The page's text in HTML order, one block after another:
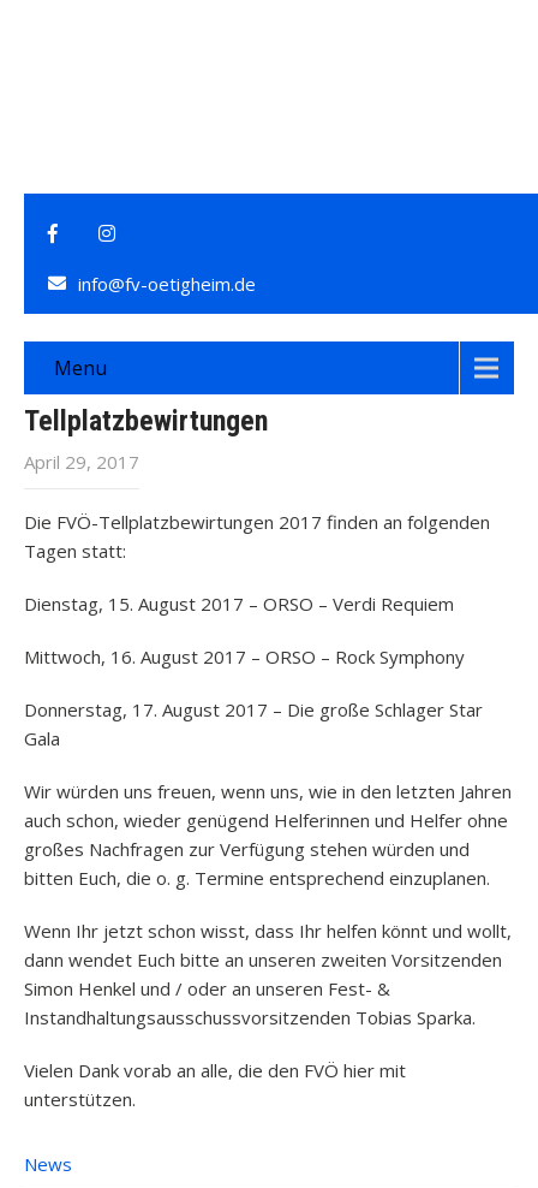
info@fv-oetigheim.de
Menu
Tellplatzbewirtungen
April 29, 2017
Die FVÖ-Tellplatzbewirtungen 2017 finden an folgenden
Tagen statt:
Dienstag, 15. August 2017 – ORSO – Verdi Requiem
Mittwoch, 16. August 2017 – ORSO – Rock Symphony
Donnerstag, 17. August 2017 – Die große Schlager Star
Gala
Wir würden uns freuen, wenn uns, wie in den letzten Jahren
auch schon, wieder genügend Helferinnen und Helfer ohne
großes Nachfragen zur Verfügung stehen würden und
bitten Euch, die o. g. Termine entsprechend einzuplanen.
Wenn Ihr jetzt schon wisst, dass Ihr helfen könnt und wollt,
dann wendet Euch bitte an unseren zweiten Vorsitzenden
Simon Henkel und / oder an unseren Fest- &
Instandhaltungsausschussvorsitzenden Tobias Sparka.
Vielen Dank vorab an alle, die den FVÖ hier mit
unterstützen.
News